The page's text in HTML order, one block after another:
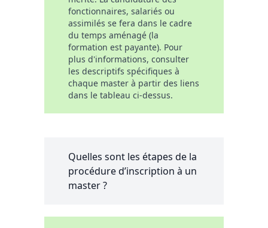
fonctionnaires, salariés ou
assimilés se fera dans le cadre
du temps aménagé (la
formation est payante). Pour
plus d'informations, consulter
les descriptifs spécifiques à
chaque master à partir des liens
dans le tableau ci-dessus.
Quelles sont les étapes de la
procédure d’inscription à un
master ?